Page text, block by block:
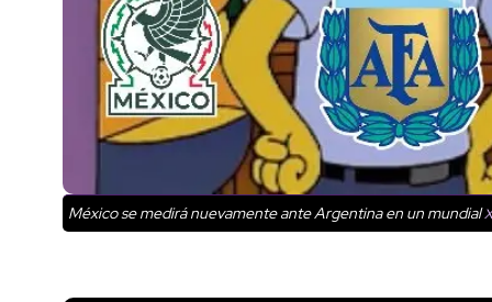
México se medirá nuevamente ante Argentina en un mundialX